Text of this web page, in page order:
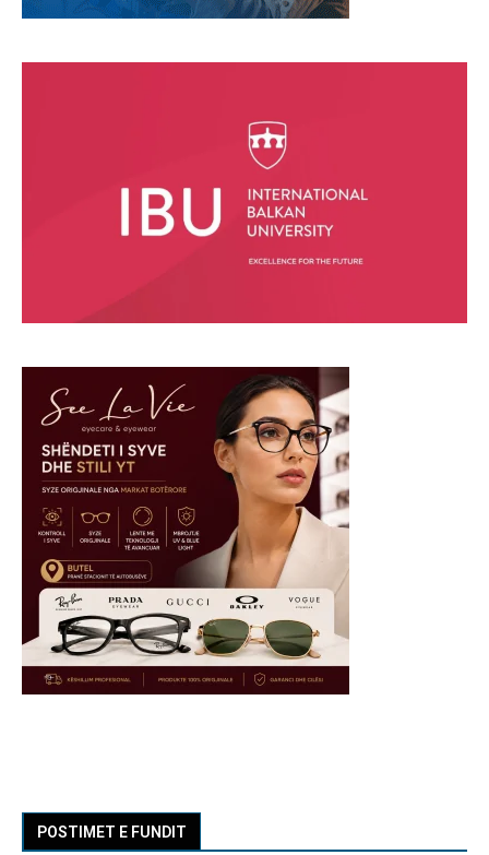
POSTIMET E FUNDIT